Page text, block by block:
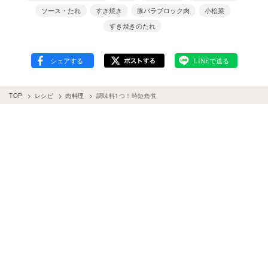
ソース・たれ
すき焼き 豚バラブロック肉
小松菜
すき焼きのたれ
TOP レシピ 肉料理 調味料1つ！時短角煮